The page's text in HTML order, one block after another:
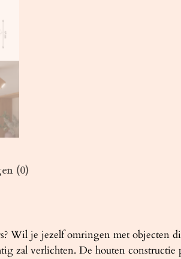
n
t
(0)
Wil je jezelf omringen met objecten
zal verlichten. De houten